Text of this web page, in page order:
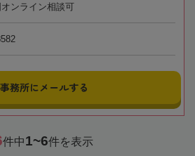
ンライン相談可
事務所にメールする
件中1~6件を表示